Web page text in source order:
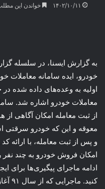
۱۴۰۲/۱۰/۱۱ خواندن این مطلب 4 دقیقه زمان
به گزارش ایسنا، در سلسله
خودرو، ایده سامانه معاملات
اولیه به وعده‌های داده شده
معاملات خودرو اشاره شد.
از ثبت معامله امکان آگاهی
معوقه و این که خودرو سرقتی
و پس از ثبت معامله، با ارائه
امکان فروش خودرو به چند نفر
ادامه ماجرای پیگیری‌ها برای
کنید. ماجرایی که از سال ۹۱ آغاز شده بود.